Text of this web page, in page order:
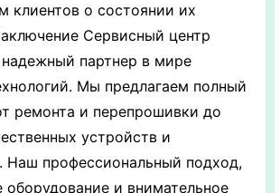
клиентов о состоянии их
Сервисный центр
надежный партнер в мире
Мы предлагаем полный
ремонта и перепрошивки до
устройств и
Наш профессиональный подход,
оборудование и внимательное